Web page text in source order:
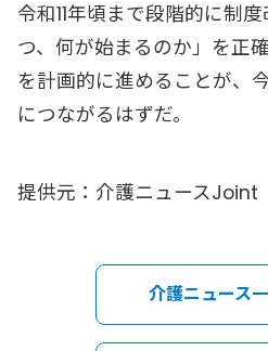
令和11年頃まで段階的に制
つ、何が始まるのか」を正
を計画的に進めることが、
につながるはずだ。
提供元：介護ニュースJoint
介護ニュース